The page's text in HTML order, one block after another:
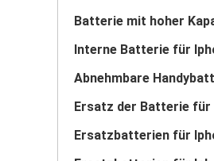
Interne Batterie für
Abnehmbare
Ersatz der Batterie für
Ersatzbatterien für